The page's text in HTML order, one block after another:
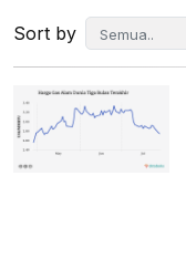
Sort by